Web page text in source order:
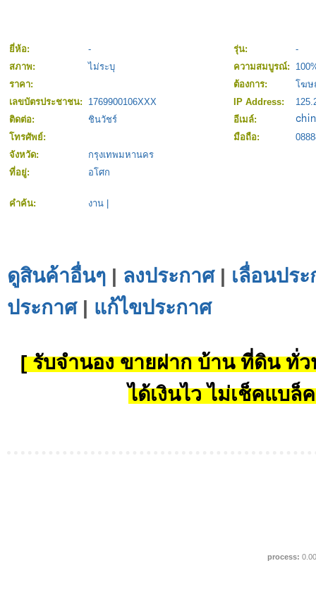
ยี่ห้อ: - รุ่น:
-
สภาพ:
ไม่ระบุ ความสมบูรณ์:
ราคา:
ต้องการ:
โฆ
เลขบัตรประชาชน:
1769900106XXX IP Address:
ติดต่อ:
ชินวัชร์
อีเมล์:
โทรศัพย์:
มือถือ:
จังหวัด:
กรุงเทพมหานคร
ที่อยู่:
อโศก
คำค้น: งาน
ดูสินค้าอื่นๆ | ลงประกาศ| เลื่อนปร
ประกาศ| แก้ไขประกาศ
[ รับจำนอง ขายฝาก บ้าน ที่ดิน ทั่ว
ได้เงินไว ไม่เช็คแบล็
process: